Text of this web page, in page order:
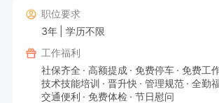
职位要求
3年
学历不限
工作福利
社保齐全
高额提成 免费停车 免费工
技术技能培训
晋升快 管理规范 全勤
交通便利
免费体检
节日慰问